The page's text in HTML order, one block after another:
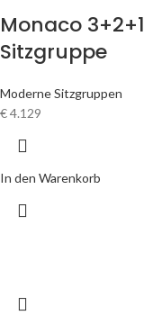
Monaco 3+2+1
Sitzgruppe
Moderne Sitzgruppen
€4.129
In den Warenkorb